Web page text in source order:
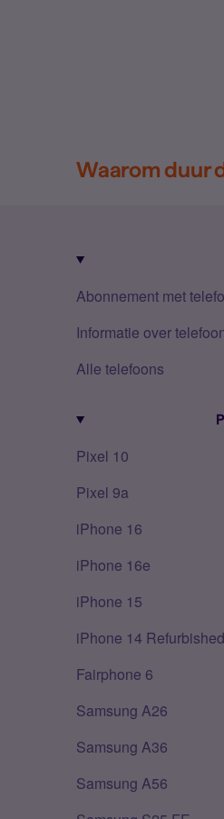
Waarom duur
Abonnement met
Informatie over
Alle telefoons
Pixel 10
Pixel 9a
iPhone 16
iPhone 16e
iPhone 15
iPhone 14 Refurbished
Fairphone 6
Samsung A26
Samsung A36
Samsung A56